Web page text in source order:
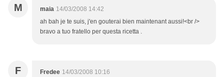
M maia 14/03/2008 14:42
ah bah je te suis, j'en gouterai bien maintenant aussi!<br />
bravo a tuo fratello per questa ricetta .
F Fredee 14/03/2008 10:16